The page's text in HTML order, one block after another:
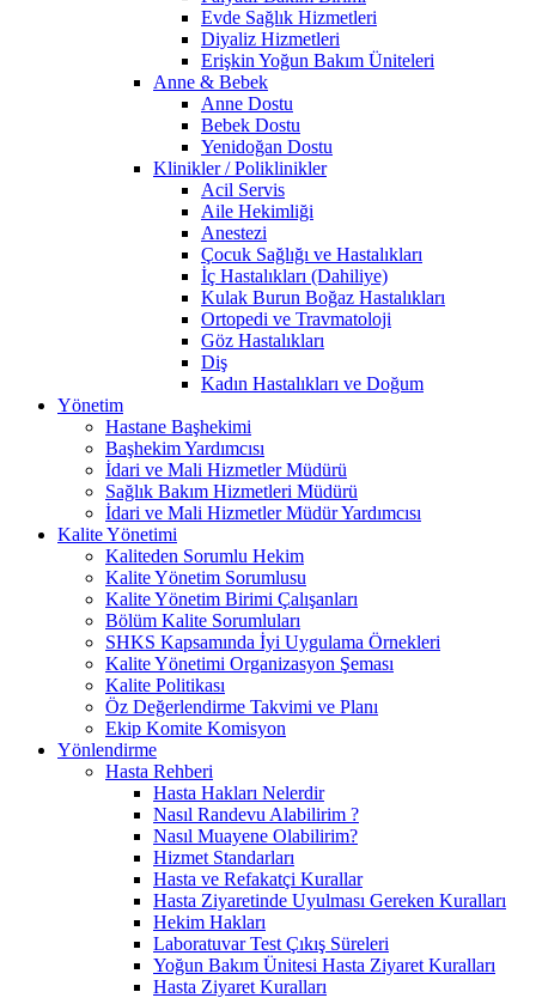
Evde Sağlık Hizmetleri
Diyaliz Hizmetleri
Erişkin Yoğun Bakım Üniteleri
Anne & Bebek
Anne Dostu
Bebek Dostu
Yenidoğan Dostu
Klinikler / Poliklinikler
Acil Servis
Aile Hekimliği
Anestezi
Çocuk Sağlığı ve Hastalıkları
İç Hastalıkları (Dahiliye)
Kulak Burun Boğaz Hastalıkları
Ortopedi ve Travmatoloji
Göz Hastalıkları
Diş
Kadın Hastalıkları ve Doğum
Yönetim
Hastane Başhekimi
Başhekim Yardımcısı
İdari ve Mali Hizmetler Müdürü
Sağlık Bakım Hizmetleri Müdürü
İdari ve Mali Hizmetler Müdür Yardımcısı
Kalite Yönetimi
Kaliteden Sorumlu Hekim
Kalite Yönetim Sorumlusu
Kalite Yönetim Birimi Çalışanları
Bölüm Kalite Sorumluları
SHKS Kapsamında İyi Uygulama Örnekleri
Kalite Yönetimi Organizasyon Şeması
Kalite Politikası
Öz Değerlendirme Takvimi ve Planı
Ekip Komite Komisyon
Yönlendirme
Hasta Rehberi
Hasta Hakları Nelerdir
Nasıl Randevu Alabilirim ?
Nasıl Muayene Olabilirim?
Hizmet Standarları
Hasta ve Refakatçi Kurallar
Hasta Ziyaretinde Uyulması Gereken Kuralları
Hekim Hakları
Laboratuvar Test Çıkış Süreleri
Yoğun Bakım Ünitesi Hasta Ziyaret Kuralları
Hasta Ziyaret Kuralları